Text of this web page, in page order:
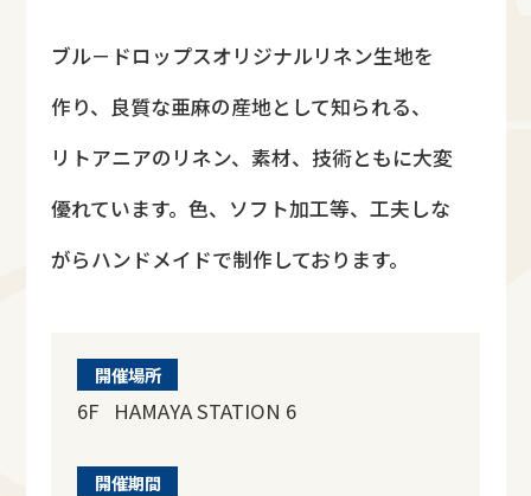
ブル－ドロップスオリジナルリネン生地を
作り、良質な亜麻の産地として知られる、
リトアニアのリネン、素材、技術ともに大変
優れています。色、ソフト加工等、工夫しな
がらハンドメイドで制作しております。
開催場所
6F HAMAYA STATION 6
開催期間